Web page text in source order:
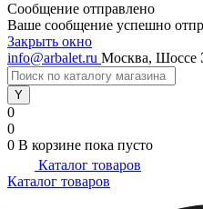
Сообщение отправлено
Ваше сообщение успешно
Закрыть окно
info@arbalet.ru Москва, Шоссе
0
0
0 В корзине пока пусто
Каталог товаров
Каталог товаров